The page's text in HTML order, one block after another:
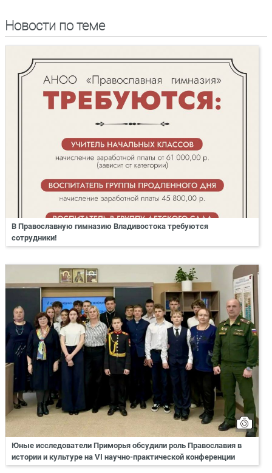
Новости по теме
В Православную гимназию Владивостока требуются
сотрудники!
Юные исследователи Приморья обсудили роль Православия в
истории и культуре на VI научно-практической конференции